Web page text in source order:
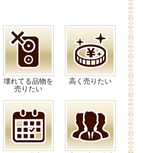
壊れてる品物を
売りたい
高く売りたい